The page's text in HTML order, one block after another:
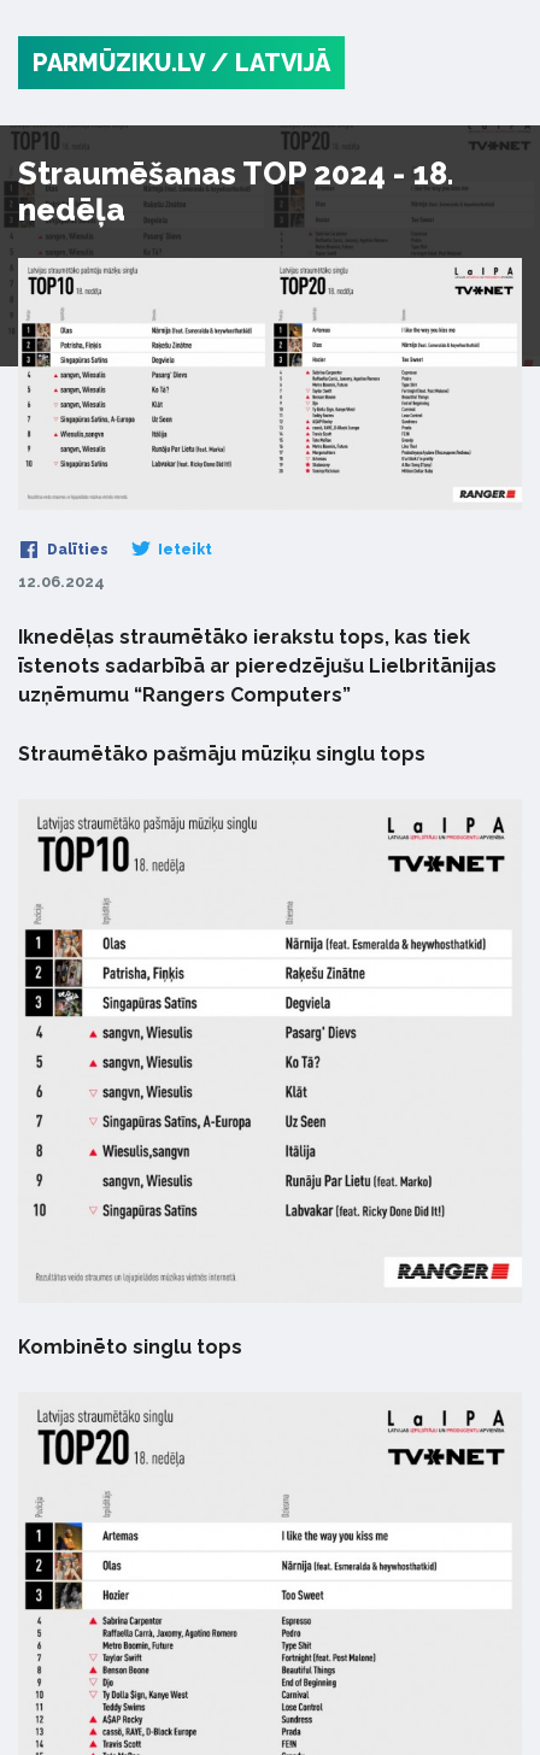
PARMŪZIKU.LV / LATVIJĀ
Straumēšanas TOP 2024 - 18.
nedēļa
Dalīties Ieteikt
12.06.2024
Iknedēļas straumētāko ierakstu tops, kas tiek
īstenots sadarbībā ar pieredzējušu Lielbritānijas
uzņēmumu “Rangers Computers”
Straumētāko pašmāju mūziķu singlu tops
Kombinēto singlu tops